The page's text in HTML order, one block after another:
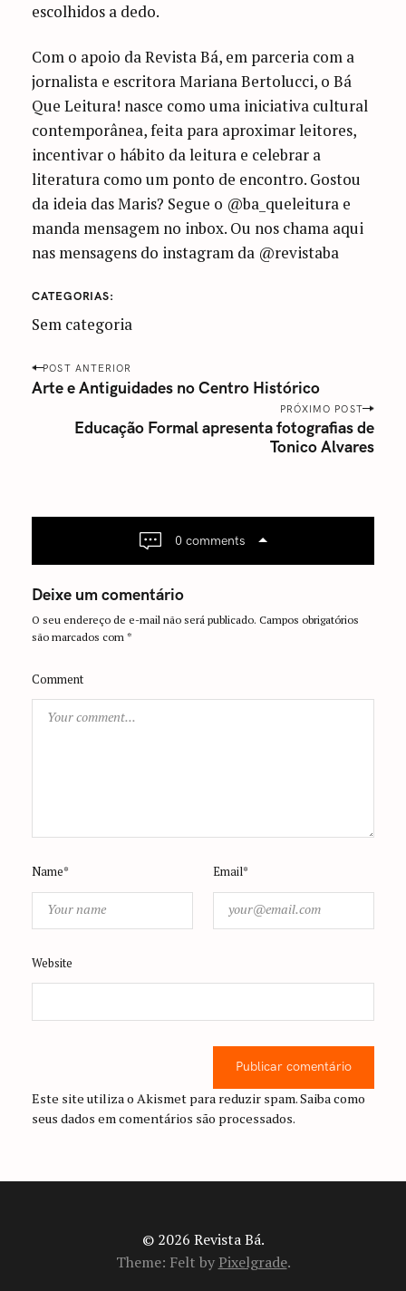
escolhidos a dedo.
Com o apoio da Revista Bá, em parceria com a
jornalista e escritora Mariana Bertolucci, o Bá
Que Leitura! nasce como uma iniciativa cultural
contemporânea, feita para aproximar leitores,
incentivar o hábito da leitura e celebrar a
literatura como um ponto de encontro. Gostou
da ideia das Maris? Segue o @ba_queleitura e
manda mensagem no inbox. Ou nos chama aqui
nas mensagens do instagram da @revistaba
CATEGORIAS
Sem categoria
P
o
i
a
t
i
o
POST ANTERIOR
Arte e Antiguidades no Centro Histórico
PRÓXIMO POST
Educação Formal apresenta fotografias de
Tonico Alvares
0 comments
Deixe um comentário
O seu endereço de e-mail não será publicado. Campos obrigatórios
são marcados com*
Comment
Name* Email*
Website
Publicar comentário
Este site utiliza o Akismet para reduzir spam.Saiba como
seus dados em comentários são processados.
© 2026 Revista Bá.
Theme: Felt by Pixelgrade.